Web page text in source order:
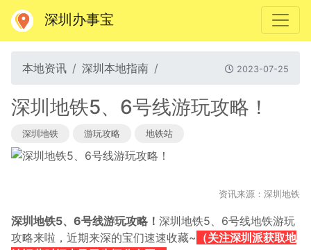
深圳办事宝
本地资讯 深圳本地指南 2023-07-25
深圳地铁5、6号线游玩攻略！
深圳地铁 游玩攻略 地铁站
资讯来源：深圳地铁
深圳地铁5、6号线游玩攻略！ 深圳地铁5、6号线地铁游玩
攻略来啦， 近期来深的宝们速速收藏~ （关注深圳派获取地